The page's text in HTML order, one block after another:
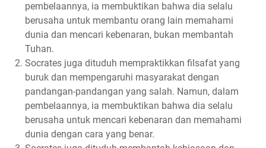
pembelaannya, ia membuktikan bahwa dia selalu
berusaha untuk membantu orang lain memahami
dunia dan mencari kebenaran, bukan membantah
Tuhan.
Socrates juga dituduh mempraktikkan filsafat yang
buruk dan mempengaruhi masyarakat dengan
pandangan-pandangan yang salah. Namun, dalam
pembelaannya, ia membuktikan bahwa dia selalu
berusaha untuk mencari kebenaran dan memahami
dunia dengan cara yang benar.